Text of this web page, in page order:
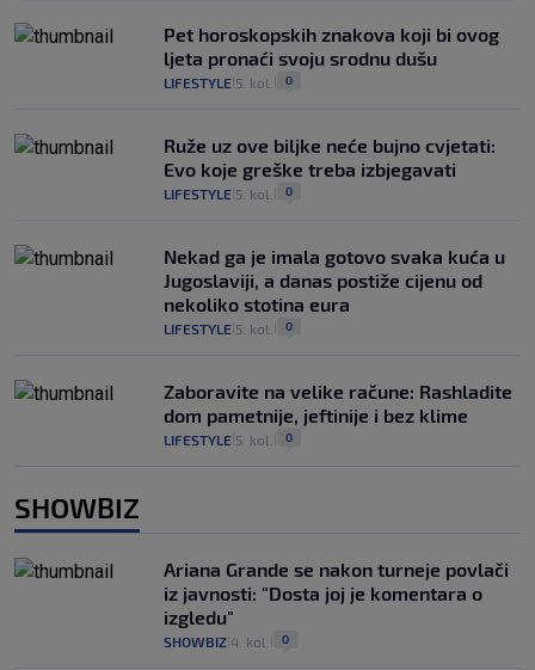
Pet horoskopskih znakova koji bi ovog
ljeta pronaći svoju srodnu dušu
LIFESTYLE 5. kol. 0
Ruže uz ove biljke neće bujno cvjetati:
Evo koje greške treba izbjegavati
LIFESTYLE 5. kol. 0
Nekad ga je imala gotovo svaka kuća u
Jugoslaviji, a danas postiže cijenu od
nekoliko stotina eura
LIFESTYLE 5. kol. 0
Zaboravite na velike račune: Rashladite
dom pametnije, jeftinije i bez klime
LIFESTYLE 5. kol. 0
SHOWBIZ
Ariana Grande se nakon turneje povlači
iz javnosti: "Dosta joj je komentara o
izgledu"
SHOWBIZ 4. kol. 0